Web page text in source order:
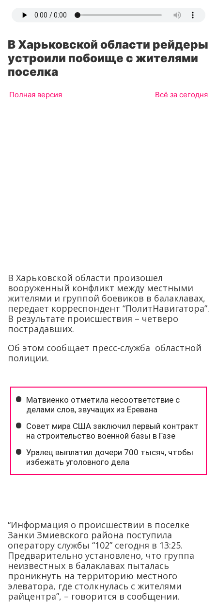
В Харьковской области рейдеры
устроили побоище с жителями
поселка
Полная версия Всё за сегодня
В Харьковской области произошел
вооруженный конфликт между местными
жителями и группой боевиков в балаклавах,
передает корреспондент “ПолитНавигатора”.
В результате происшествия – четверо
пострадавших.
Об этом сообщает пресс-служба областной
полиции.
“Информация о происшествии в поселке
Занки Змиевского района поступила
оператору службы “102” сегодня в 13:25.
Предварительно установлено, что группа
неизвестных в балаклавах пыталась
проникнуть на территорию местного
элеватора, где столкнулась с жителями
райцентра”, – говорится в сообщении.